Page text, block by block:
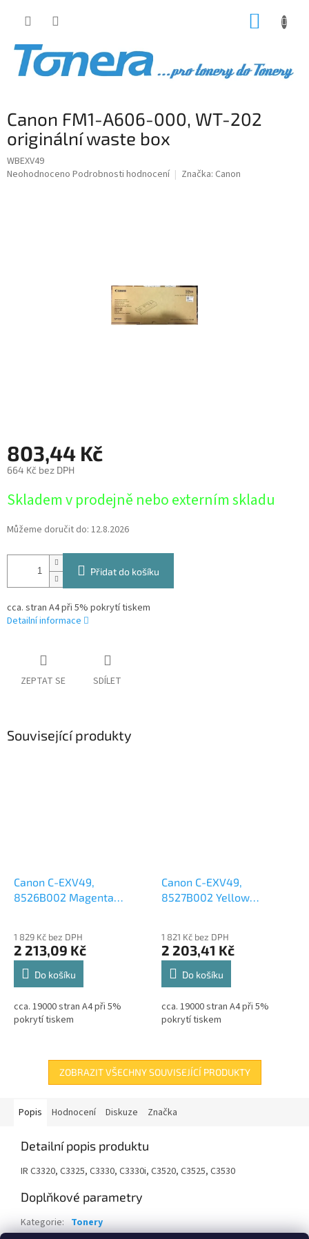
Canon FM1-A606-000, WT-202
originální waste box
WBEXV49
Průměrné
Neohodnoceno Podrobnosti hodnocení Značka: Canon
803,44 Kč
664 Kč bez DPH
cena:
Skladem v prodejně nebo externím skladu
Můžeme doručit do: 12.8.2026
Přidat do košíku
cca. stran A4 při 5% pokrytí tiskem
Detailní informace
ZEPTAT SE SDÍLET
Související produkty
Canon C-EXV49,
8526B002 Magenta
1 829 Kč bez DPH
2 213,09 Kč
Do košíku
cca. 19000 stran A4 při 5%
pokrytí tiskem
Canon C-EXV49,
8527B002 Yellow
1 821 Kč bez DPH
2 203,41 Kč
Do košíku
cca. 19000 stran A4 při 5%
pokrytí tiskem
ZOBRAZIT VŠECHNY SOUVISEJÍCÍ PRODUKTY
Popis Hodnocení Diskuze Značka
Detailní popis produktu
IR C3320, C3325, C3330, C3330i, C3520, C3525, C3530
Doplňkové parametry
Kategorie: Tonery